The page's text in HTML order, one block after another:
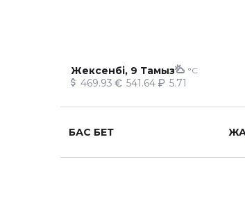
Жексенбі, 9 Тамыз °C
469.93 541.64 5.71
БАС БЕТ